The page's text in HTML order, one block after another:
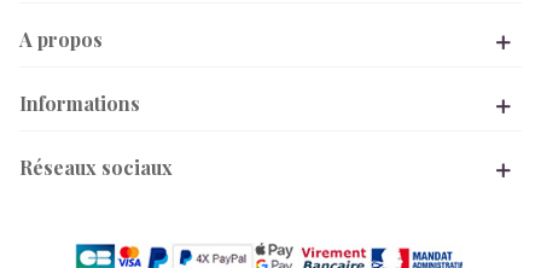
A propos
Informations
Réseaux sociaux